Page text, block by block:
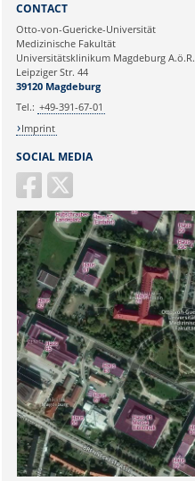
Ihre E-Mailadresse:
Ihr Anliegen:
SOCIAL MEDIA
CONTACT
Otto-von-Guericke-Universität
Medizinische Fakultät
Universitätsklinikum Magdeburg A.ö.R.
Leipziger Str. 44
39120 Magdeburg
Tel.: +49-391-67-01
Imprint